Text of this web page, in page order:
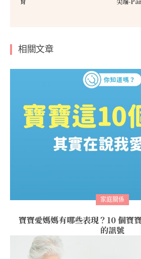
相關文章
家庭關係
寶寶愛媽媽有哪些表現？10 個寶
的訊號